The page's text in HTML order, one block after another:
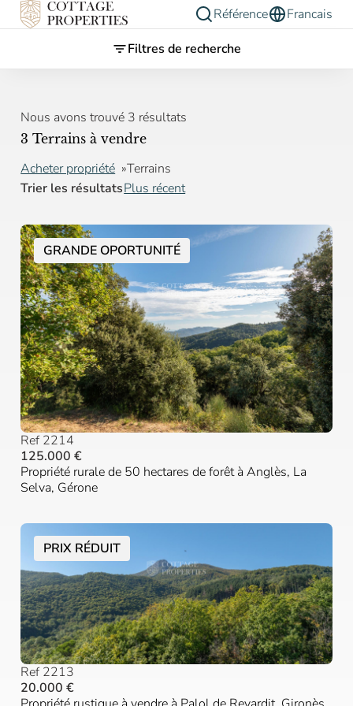
Référence
Francais
Filtres de recherche
Nous avons trouvé 3 résultats
3 Terrains à vendre
Acheter propriété
Terrains
Trier les résultatsPlus récent
GRANDE OPORTUNITÉ
Ref 2214
125.000 €
Propriété rurale de 50 hectares de forêt à Anglès, La
Selva, Gérone
PRIX RÉDUIT
Ref 2213
20.000 €